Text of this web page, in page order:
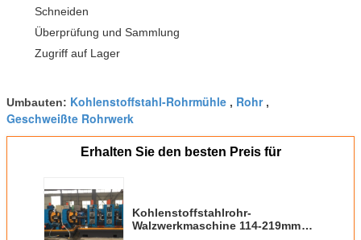
Schneiden
Überprüfung und Sammlung
Zugriff auf Lager
Umbauten: Kohlenstoffstahl-Rohrmühle , Rohr,
Geschweißte Rohrwerk
Erhalten Sie den besten Preis für
Kohlenstoffstahlrohr-
Walzwerkmaschine 114-219mm